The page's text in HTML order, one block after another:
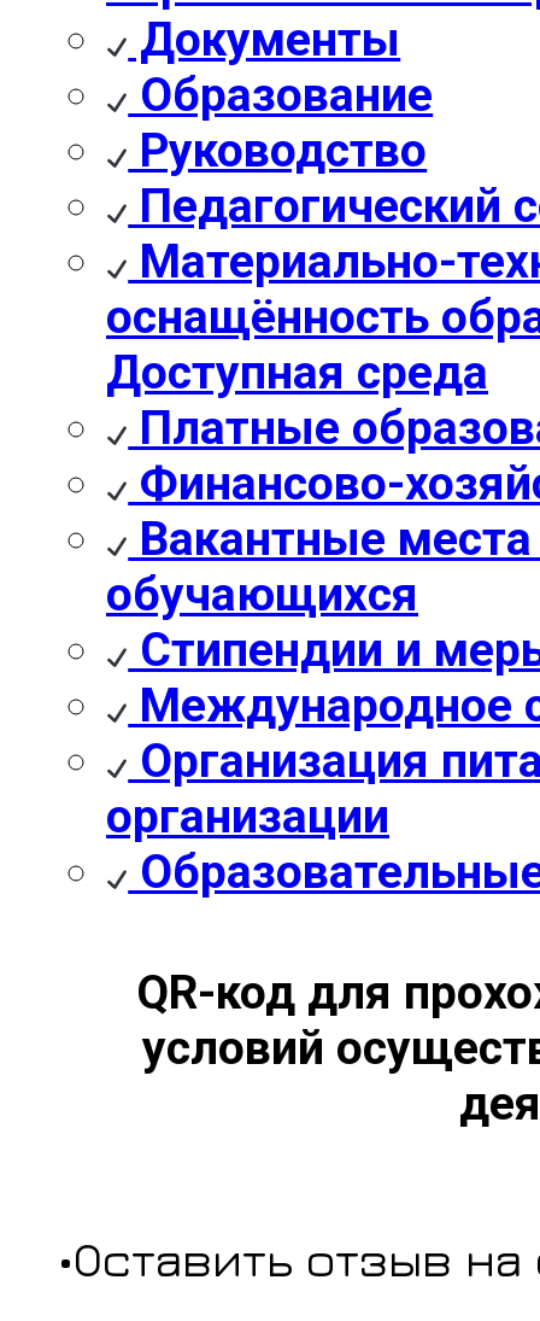
Документы
Образование
Руководство
Педагогический
Материально-
оснащённость
Доступная среда
Платные
Финансово-
Вакантные
обучающихся
Стипендии и
Международное
Организация
организации
QR-код для
условий
•Оставить отзыв на